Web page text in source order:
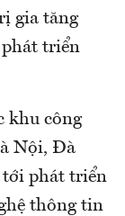
gia tăng
phát triển
khu công
Nội, Đà
tới phát triển
thông tin